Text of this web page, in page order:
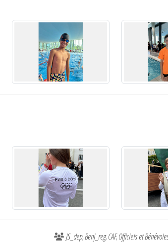
JS_dep Benj_reg CAF Officiels et